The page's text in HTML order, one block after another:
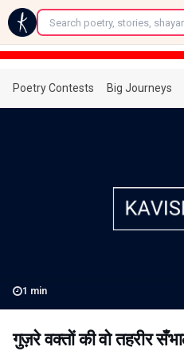
←
Poetry Contests Big Journeys
1 min
गुज़रे वक्तों की वो तहरीर